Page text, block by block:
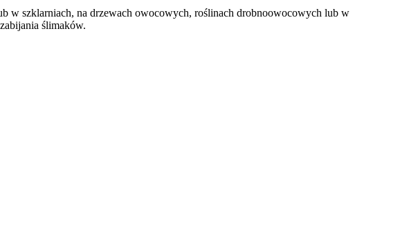
w szklarniach, na drzewach owocowych, roślinach drobnoowocowych lub w
ślimaków.